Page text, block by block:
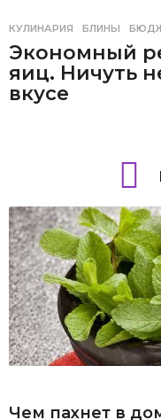
КУЛИНАРИЯ БЛИНЫ ,
Экономный
яиц. Ничуть
вкусе
Чем пахнет в